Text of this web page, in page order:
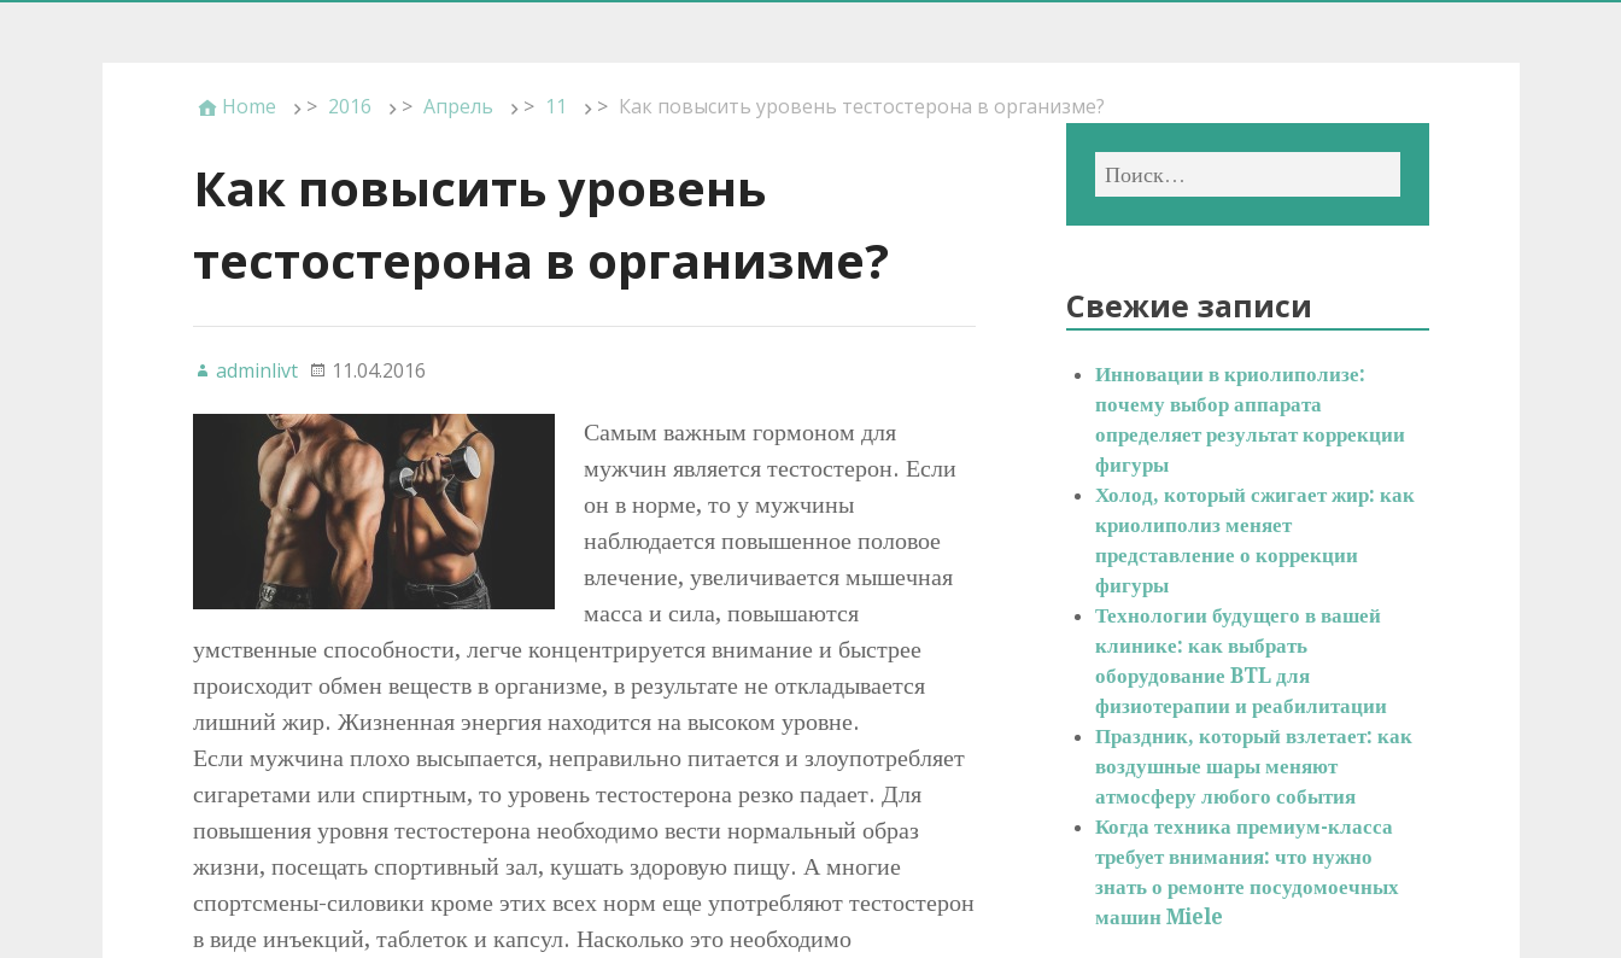
Home > 2016 > Апрель > 11 > Как повысить уровень тестостерона в организме?
Как повысить уровень
тестостерона в организме?
adminlivt 11.04.2016
Самым важным гормоном для
мужчин является тестостерон. Если
он в норме, то у мужчины
наблюдается повышенное половое
влечение, увеличивается мышечная
масса и сила, повышаются
умственные способности, легче концентрируется внимание и быстрее
происходит обмен веществ в организме, в результате не откладывается
лишний жир. Жизненная энергия находится на высоком уровне.
Если мужчина плохо высыпается, неправильно питается и злоупотребляет
сигаретами или спиртным, то уровень тестостерона резко падает. Для
повышения уровня тестостерона необходимо вести нормальный образ
жизни, посещать спортивный зал, кушать здоровую пищу. А многие
спортсмены-силовики кроме этих всех норм еще употребляют тестостерон
в виде инъекций, таблеток и капсул. Насколько это необходимо
Свежие записи
Инновации в криолиполизе:
почему выбор аппарата
определяет результат коррекции
фигуры
Холод, который сжигает жир: как
криолиполиз меняет
представление о коррекции
фигуры
Технологии будущего в вашей
клинике: как выбрать
оборудование BTL для
физиотерапии и реабилитации
Праздник, который взлетает: как
воздушные шары меняют
атмосферу любого события
Когда техника премиум-класса
требует внимания: что нужно
знать о ремонте посудомоечных
машин Miele